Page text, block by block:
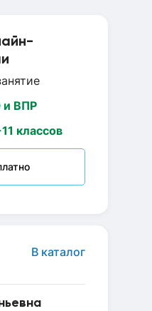
и ВПР
классов
В каталог